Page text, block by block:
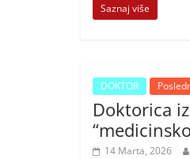
Saznaj više
DOKTOR
Doktorica
14 Marta, 2026